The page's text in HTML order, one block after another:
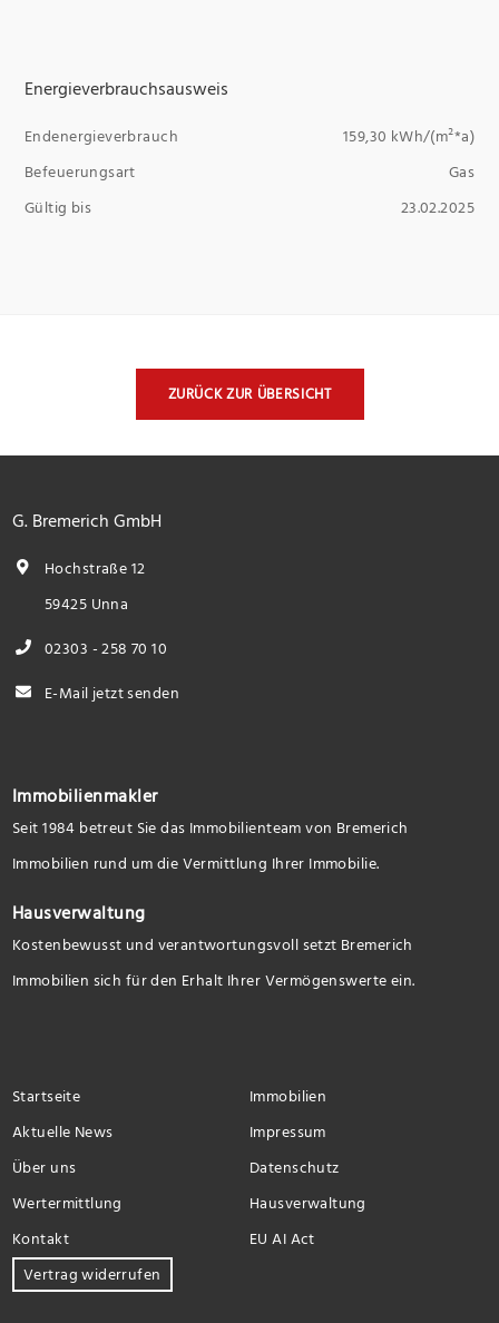
Energieverbrauchsausweis
Endenergieverbrauch
159,30 kWh/(m²*a)
Befeuerungsart
Gas
Gültig bis
23.02.2025
ZURÜCK ZUR ÜBERSICHT
G. Bremerich GmbH
Hochstraße 12
59425 Unna
02303 - 258 70 10
E-Mail jetzt senden
Immobilienmakler
Seit 1984 betreut Sie das Immobilienteam von Bremerich
Immobilien rund um die Vermittlung Ihrer Immobilie.
Hausverwaltung
Kostenbewusst und verantwortungsvoll setzt Bremerich
Immobilien sich für den Erhalt Ihrer Vermögenswerte ein.
Startseite
Immobilien
Aktuelle News
Impressum
Über uns
Datenschutz
Wertermittlung
Hausverwaltung
Kontakt
EU AI Act
Vertrag widerrufen